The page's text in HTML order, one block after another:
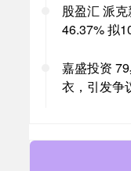
股盈汇 派
46.37% 拟
嘉盛投资
衣，引发争